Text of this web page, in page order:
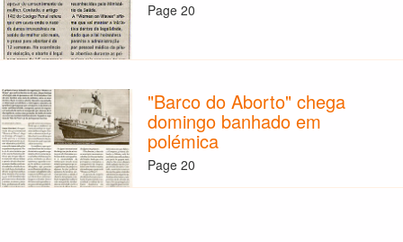
Page 20
"Barco do Aborto" chega
domingo banhado em
polémica
Page 20